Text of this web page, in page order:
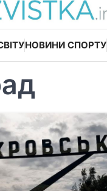
НОВИНИ СПОРТУ